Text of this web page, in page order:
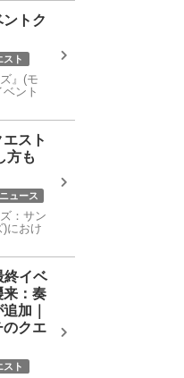
トク
スト
』(モ
ント
スト
方も
ニュース
：サン
)におけ
終イベ
来：奏
加｜
のクエ
スト